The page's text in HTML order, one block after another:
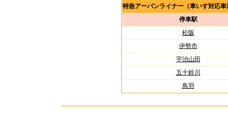
特急アーバンライナー（車いす対応
停車駅
松阪
伊勢市
宇治山田
五十鈴川
鳥羽